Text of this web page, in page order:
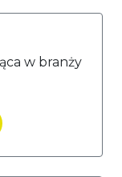
w branży